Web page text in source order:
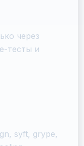
через
тесты и
syft, grype,